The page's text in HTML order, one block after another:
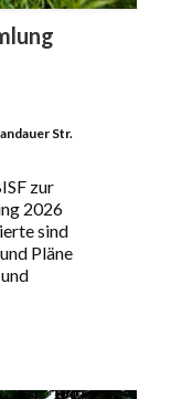
Str.
zur
2026
sind
Pläne